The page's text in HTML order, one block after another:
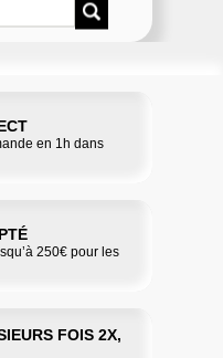
en 1h dans
250€ pour les
FOIS 2X,